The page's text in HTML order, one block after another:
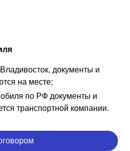
документы и
на месте;
по РФ документы и
транспортной компании.